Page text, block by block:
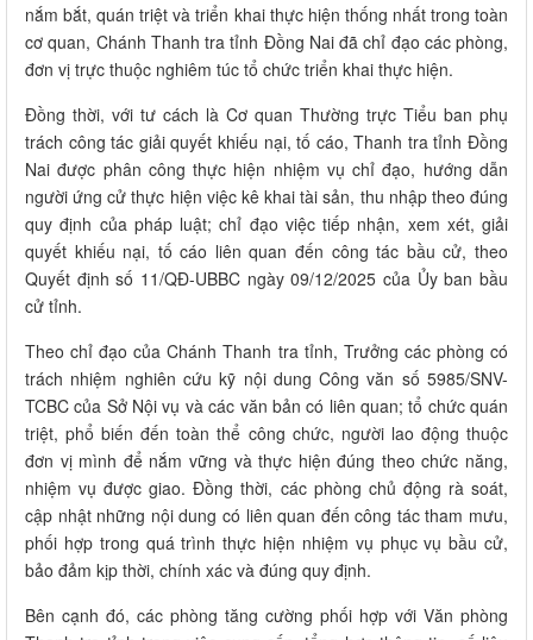
nắm bắt, quán triệt và triển khai thực hiện thống nhất trong toàn
cơ quan, Chánh Thanh tra tỉnh Đồng Nai đã chỉ đạo các phòng,
đơn vị trực thuộc nghiêm túc tổ chức triển khai thực hiện.
Đồng thời, với tư cách là Cơ quan Thường trực Tiểu ban phụ
trách công tác giải quyết khiếu nại, tố cáo, Thanh tra tỉnh Đồng
Nai được phân công thực hiện nhiệm vụ chỉ đạo, hướng dẫn
người ứng cử thực hiện việc kê khai tài sản, thu nhập theo đúng
quy định của pháp luật; chỉ đạo việc tiếp nhận, xem xét, giải
quyết khiếu nại, tố cáo liên quan đến công tác bầu cử, theo
Quyết định số 11/QĐ-UBBC ngày 09/12/2025 của Ủy ban bầu
cử tỉnh.
Theo chỉ đạo của Chánh Thanh tra tỉnh, Trưởng các phòng có
trách nhiệm nghiên cứu kỹ nội dung Công văn số 5985/SNV-
TCBC của Sở Nội vụ và các văn bản có liên quan; tổ chức quán
triệt, phổ biến đến toàn thể công chức, người lao động thuộc
đơn vị mình để nắm vững và thực hiện đúng theo chức năng,
nhiệm vụ được giao. Đồng thời, các phòng chủ động rà soát,
cập nhật những nội dung có liên quan đến công tác tham mưu,
phối hợp trong quá trình thực hiện nhiệm vụ phục vụ bầu cử,
bảo đảm kịp thời, chính xác và đúng quy định.
Bên cạnh đó, các phòng tăng cường phối hợp với Văn phòng